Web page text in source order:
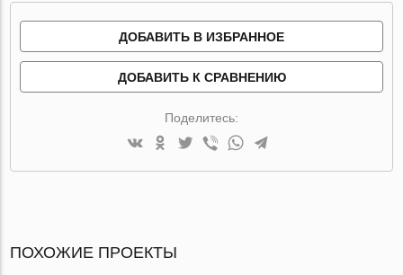
ДОБАВИТЬ В ИЗБРАННОЕ
ДОБАВИТЬ К СРАВНЕНИЮ
Поделитесь:
ПОХОЖИЕ ПРОЕКТЫ